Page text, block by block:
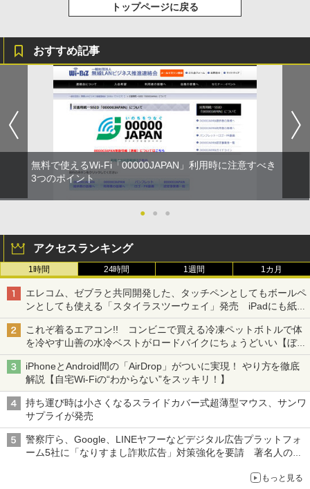
トップページに戻る
おすすめ記事
無料で使えるWi-Fi「00000JAPAN」利用時に注意すべき
3つのポイント
● ● ●
アクセスランキング
1時間 24時間 1週間 1カ月
エレコム、ゼブラと共同開発した、タッチペンとしてもボールペ
ンとしても使える「スタイラスツーウェイ」発売 iPadにも紙に
も、持ち替えずに書き込める
これぞ着るエアコン!! コンビニで買える冷凍ペットボトルで体
を冷やす山善の水冷ベストがロードバイクにちょうどいい【ぼっ
ち・ざ・ろーど！その14】【空いた時間でなにしてる？】
iPhoneとAndroid間の「AirDrop」がついに実現！ やり方を徹底
解説【自宅Wi-Fiの“わからない”をスッキリ！】
持ち運び時は小さくなるスライドカバー式超薄型マウス、サンワ
サプライが発売
警察庁ら、Google、LINEヤフーなどデジタル広告プラットフォ
ーム5社に「なりすまし詐欺広告」対策強化を要請 著名人の写
もっと見る